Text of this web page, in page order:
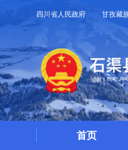
四川省人民政府 甘孜藏
首页